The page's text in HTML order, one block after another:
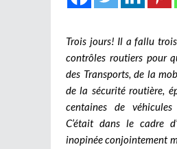
Trois jours! Il a fallu
contrôles routiers pour
des Transports, de la
de la sécurité routière,
centaines de
C’était dans le cadre
inopinée conjointement